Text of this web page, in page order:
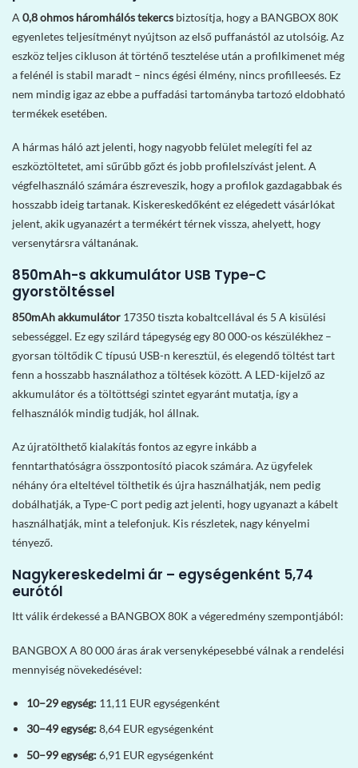
A 0,8 ohmos háromhálós tekercs biztosítja, hogy a BANGBOX 80K
egyenletes teljesítményt nyújtson az első puffanástól az utolsóig. Az
eszköz teljes cikluson át történő tesztelése után a profilkimenet még
a felénél is stabil maradt – nincs égési élmény, nincs profilleesés. Ez
nem mindig igaz az ebbe a puffadási tartományba tartozó eldobható
termékek esetében.
A hármas háló azt jelenti, hogy nagyobb felület melegíti fel az
eszköztöltetet, ami sűrűbb gőzt és jobb profilelszívást jelent. A
végfelhasználó számára észreveszik, hogy a profilok gazdagabbak és
hosszabb ideig tartanak. Kiskereskedőként ez elégedett vásárlókat
jelent, akik ugyanazért a termékért térnek vissza, ahelyett, hogy
versenytársra váltanának.
850mAh-s akkumulátor USB Type-C
gyorstöltéssel
850mAh akkumulátor 17350 tiszta kobaltcellával és 5 A kisülési
sebességgel. Ez egy szilárd tápegység egy 80 000-os készülékhez –
gyorsan töltődik C típusú USB-n keresztül, és elegendő töltést tart
fenn a hosszabb használathoz a töltések között. A LED-kijelző az
akkumulátor és a töltöttségi szintet egyaránt mutatja, így a
felhasználók mindig tudják, hol állnak.
Az újratölthető kialakítás fontos az egyre inkább a
fenntarthatóságra összpontosító piacok számára. Az ügyfelek
néhány óra elteltével tölthetik és újra használhatják, nem pedig
dobálhatják, a Type-C port pedig azt jelenti, hogy ugyanazt a kábelt
használhatják, mint a telefonjuk. Kis részletek, nagy kényelmi
tényező.
Nagykereskedelmi ár – egységenként 5,74
eurótól
Itt válik érdekessé a BANGBOX 80K a végeredmény szempontjából:
BANGBOX A 80 000 áras árak versenyképesebbé válnak a rendelési
mennyiség növekedésével:
10–29 egység: 11,11 EUR egységenként
30–49 egység:8,64 EUR egységenként
50–99 egység:6,91 EUR egységenként